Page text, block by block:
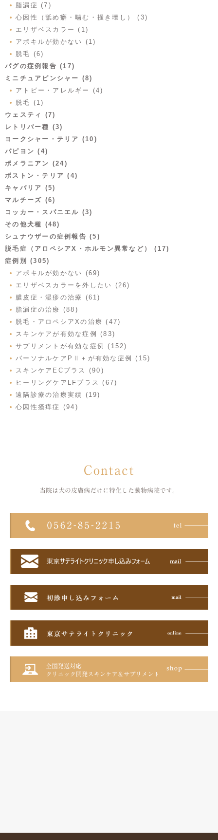
脂漏症 (7)
心因性（舐め癖・噛む・掻き壊し） (3)
エリザベスカラー (1)
アポキルが効かない (1)
脱毛 (6)
パグの症例報告 (17)
ミニチュアピンシャー (8)
アトピー・アレルギー (4)
脱毛 (1)
ウェスティ (7)
レトリバー種 (3)
ヨークシャー・テリア (10)
パピヨン (4)
ポメラニアン (24)
ボストン・テリア (4)
キャバリア (5)
マルチーズ (6)
コッカー・スパニエル (3)
その他犬種 (48)
シュナウザーの症例報告 (5)
脱毛症（アロペシアX・ホルモン異常など） (17)
症例別 (305)
アポキルが効かない (69)
エリザベスカラーを外したい (26)
膿皮症・湿疹の治療 (61)
脂漏症の治療 (88)
脱毛・アロペシアXの治療 (47)
スキンケアが有効な症例 (83)
サプリメントが有効な症例 (152)
パーソナルケアPⅡ＋が有効な症例 (15)
スキンケアECプラス (90)
ヒーリングケアLFプラス (67)
遠隔診療の治療実績 (19)
心因性掻痒症 (94)
Contact
当院は犬の皮膚病だけに特化した 動物病院です。